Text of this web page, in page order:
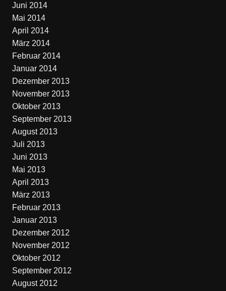
Juni 2014
Mai 2014
April 2014
März 2014
Februar 2014
Januar 2014
Dezember 2013
November 2013
Oktober 2013
September 2013
August 2013
Juli 2013
Juni 2013
Mai 2013
April 2013
März 2013
Februar 2013
Januar 2013
Dezember 2012
November 2012
Oktober 2012
September 2012
August 2012